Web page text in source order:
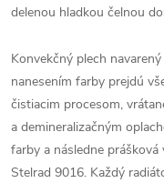
delenou hladkou čelnou
Konvekčný plech
nanesením farby prejdú
čistiacim procesom,
a demineralizačným
farby a následne
Stelrad 9016. Každý